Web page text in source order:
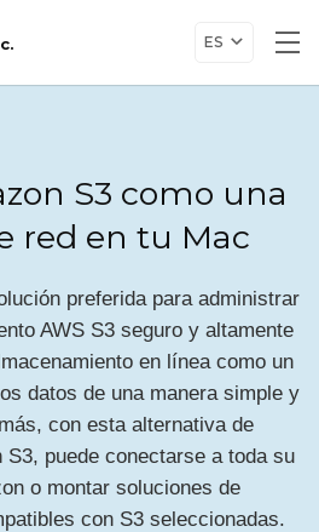
ES
S3 como una
red en tu Mac
preferida para administrar
AWS S3 seguro y altamente
en línea como un
datos de una manera simple y
con esta alternativa de
S3, puede conectarse a toda su
o montar soluciones de
con S3 seleccionadas.